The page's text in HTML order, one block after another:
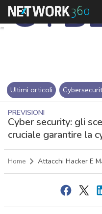
Ultimi articoli
PREVISIONI
Cyber security: gli
cruciale garantire la
Home Attacchi Hacker E